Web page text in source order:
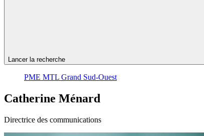
Lancer la recherche
PME MTL Grand Sud-Ouest
Catherine Ménard
Directrice des communications